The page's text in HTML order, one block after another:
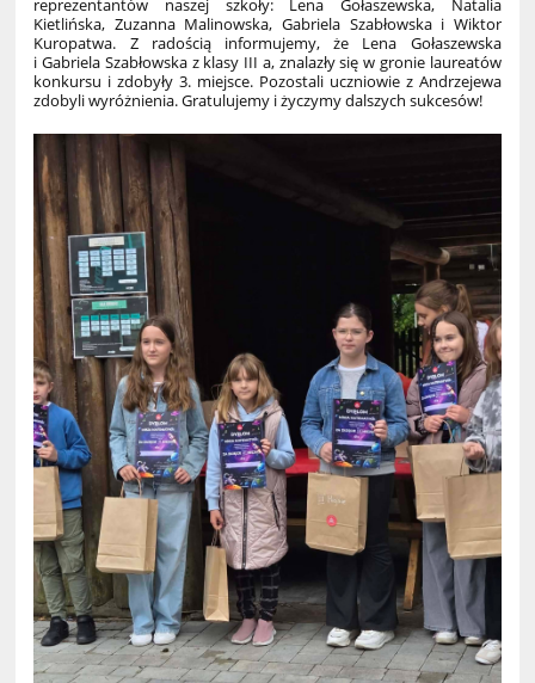
reprezentantów naszej szkoły: Lena Gołaszewska, Natalia
Kietlińska, Zuzanna Malinowska, Gabriela Szabłowska i Wiktor
Kuropatwa. Z radością informujemy, że Lena Gołaszewska
i Gabriela Szabłowska z klasy III a, znalazły się w gronie laureatów
konkursu i zdobyły 3. miejsce. Pozostali uczniowie z Andrzejewa
zdobyli wyróżnienia. Gratulujemy i życzymy dalszych sukcesów!